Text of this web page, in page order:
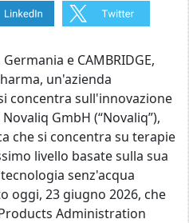
Germania e CAMBRIDGE,
un'azienda
concentra sull'innovazione
GmbH (“Novaliq”),
che si concentra su terapie
livello basate sulla sua
senz'acqua
oggi, 23 giugno 2026, che
Administration